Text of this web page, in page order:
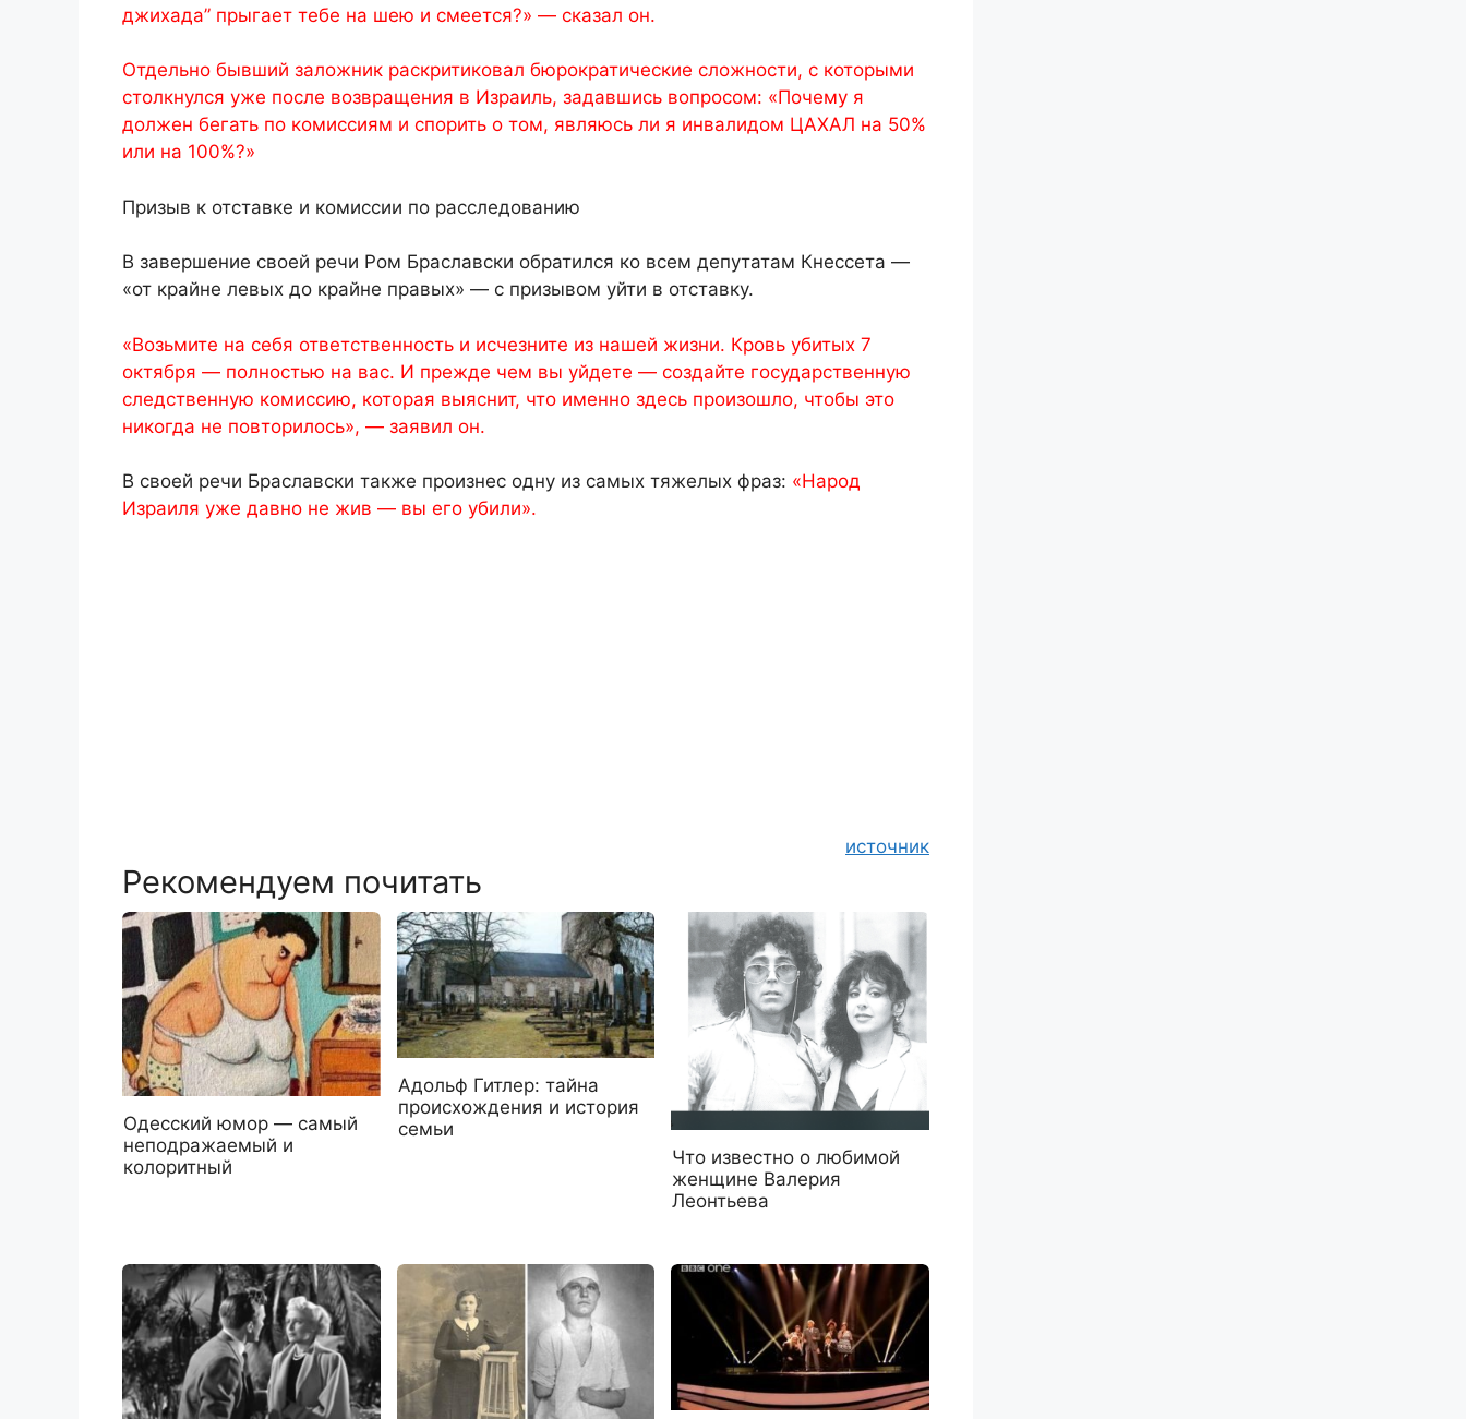
джихада” прыгает тебе на шею и смеется?» — сказал он.
Отдельно бывший заложник раскритиковал бюрократические сложности, с которыми
столкнулся уже после возвращения в Израиль, задавшись вопросом: «Почему я
должен бегать по комиссиям и спорить о том, являюсь ли я инвалидом ЦАХАЛ на 50%
или на 100%?»
Призыв к отставке и комиссии по расследованию
В завершение своей речи Ром Браславски обратился ко всем депутатам Кнессета —
«от крайне левых до крайне правых» — с призывом уйти в отставку.
«Возьмите на себя ответственность и исчезните из нашей жизни. Кровь убитых 7
октября — полностью на вас. И прежде чем вы уйдете — создайте государственную
следственную комиссию, которая выяснит, что именно здесь произошло, чтобы это
никогда не повторилось», — заявил он.
В своей речи Браславски также произнес одну из самых тяжелых фраз: «Народ
Израиля уже давно не жив — вы его убили».
источник
Рекомендуем почитать
Одесский юмор — самый
неподражаемый и
колоритный
Адольф Гитлер: тайна
происхождения и история
семьи
Что известно о любимой
женщине Валерия
Леонтьева